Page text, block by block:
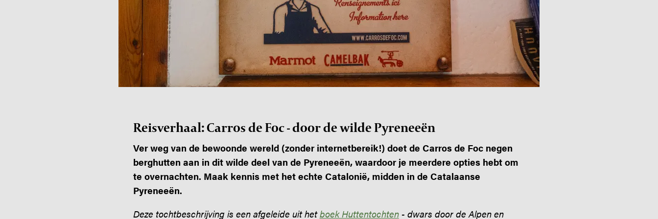
Reisverhaal: Carros de Foc - door de wilde Pyreneeën
Ver weg van de bewoonde wereld (zonder internetbereik!) doet de Carros de Foc negen
berghutten aan in dit wilde deel van de Pyreneeën, waardoor je meerdere opties hebt om
te overnachten. Maak kennis met het echte Catalonië, midden in de Catalaanse
Pyreneeën.
Deze tochtbeschrijving is een afgeleide uit hetboek Huttentochten- dwars door de Alpen en